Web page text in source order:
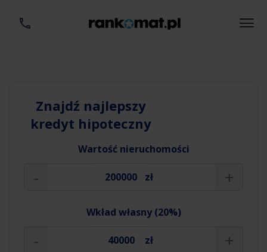
Znajdź najlepszy
kredyt hipoteczny
Wartość nieruchomości
- zł +
Wkład własny (20%)
- zł +